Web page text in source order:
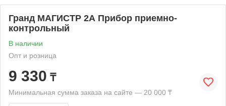
Гранд МАГИСТР 2А Прибор приемно-
контрольный
В наличии
Опт и розница
9 330 ₸
Минимальная сумма заказа на сайте — 20 000 ₸